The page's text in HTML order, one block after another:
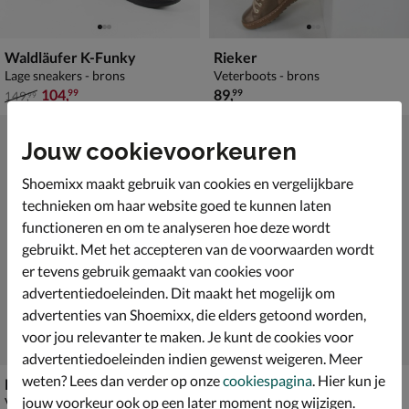
Waldläufer K-Funky
Lage sneakers - brons
van € 149,99 voor € 104,99
149,99 104,99
Rieker
Veterboots - brons
€ 89,99
89,99
Remonte
Veterboots - brons
Mexx Holea
Bikerboots - brons
Jouw cookievoorkeuren
Shoemixx maakt gebruik van cookies en vergelijkbare
technieken om haar website goed te kunnen laten
functioneren en om te analyseren hoe deze wordt
gebruikt. Met het accepteren van de voorwaarden wordt
er tevens gebruik gemaakt van cookies voor
advertentiedoeleinden. Dit maakt het mogelijk om
advertenties van Shoemixx, die elders getoond worden,
voor jou relevanter te maken. Je kunt de cookies voor
advertentiedoeleinden indien gewenst weigeren. Meer
weten? Lees dan verder op onzecookiespagina. Hier kun je
jouw voorkeur ook op een later moment nog wijzigen.